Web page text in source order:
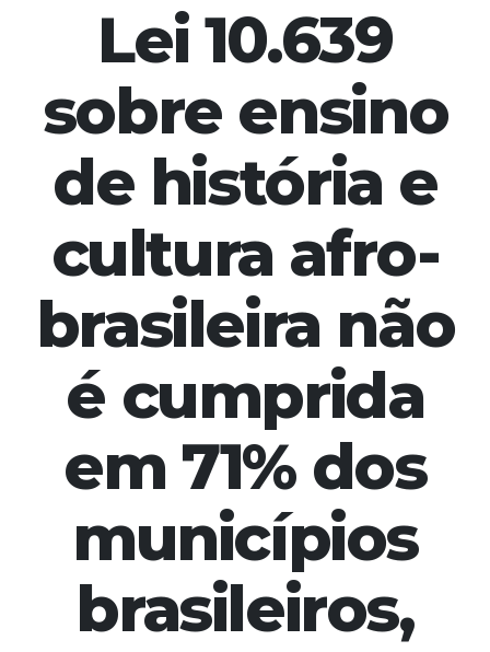
Lei 10.639
sobre ensino
de história e
cultura afro-
brasileira não
é cumprida
em 71% dos
municípios
brasileiros,